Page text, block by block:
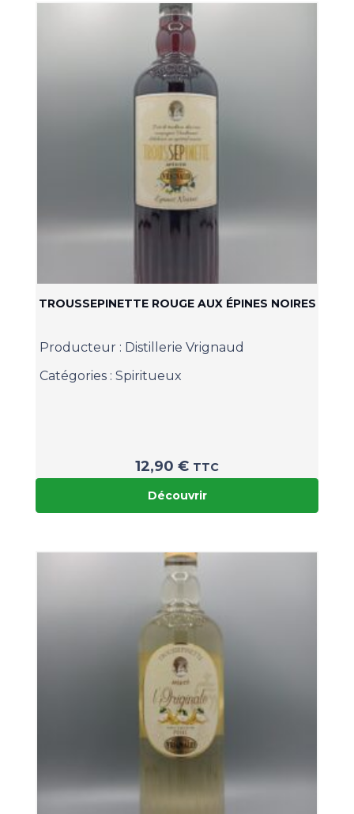
TROUSSEPINETTE ROUGE AUX ÉPINES NOIRES
Producteur : Distillerie Vrignaud
Catégories : Spiritueux
12,90 € TTC
Découvrir